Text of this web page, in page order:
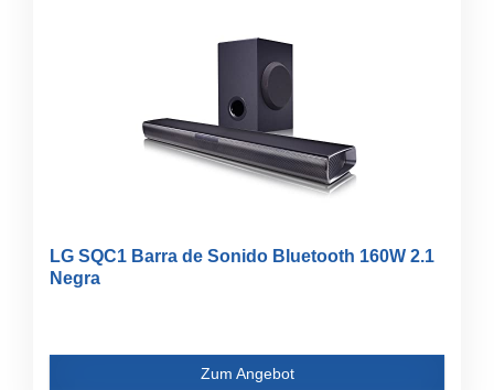
LG SQC1 Barra de Sonido Bluetooth 160W 2.1
Negra
Zum Angebot